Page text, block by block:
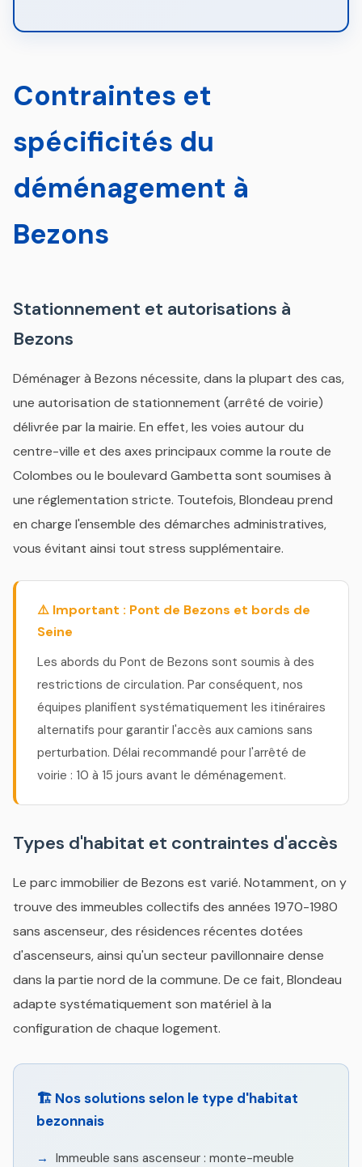
Contraintes et
spécificités du
déménagement à
Bezons
Stationnement et autorisations à
Bezons
Déménager à Bezons nécessite, dans la plupart des cas,
une autorisation de stationnement (arrêté de voirie)
délivrée par la mairie. En effet, les voies autour du
centre-ville et des axes principaux comme la route de
Colombes ou le boulevard Gambetta sont soumises à
une réglementation stricte. Toutefois, Blondeau prend
en charge l'ensemble des démarches administratives,
vous évitant ainsi tout stress supplémentaire.
⚠️ Important : Pont de Bezons et bords de
Seine
Les abords du Pont de Bezons sont soumis à des
restrictions de circulation. Par conséquent, nos
équipes planifient systématiquement les itinéraires
alternatifs pour garantir l'accès aux camions sans
perturbation. Délai recommandé pour l'arrêté de
voirie : 10 à 15 jours avant le déménagement.
Types d'habitat et contraintes d'accès
Le parc immobilier de Bezons est varié. Notamment, on y
trouve des immeubles collectifs des années 1970-1980
sans ascenseur, des résidences récentes dotées
d'ascenseurs, ainsi qu'un secteur pavillonnaire dense
dans la partie nord de la commune. De ce fait, Blondeau
adapte systématiquement son matériel à la
configuration de chaque logement.
🏗️ Nos solutions selon le type d'habitat
bezonnais
Immeuble sans ascenseur : monte-meuble